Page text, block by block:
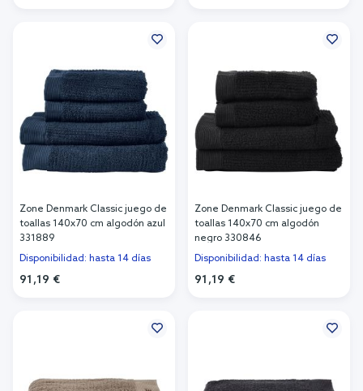
Zone Denmark Classic juego de
toallas 140x70 cm algodón azul
331889
Disponibilidad: hasta 14 días
91,19 €
Zone Denmark Classic juego de
toallas 140x70 cm algodón
negro 330846
Disponibilidad: hasta 14 días
91,19 €